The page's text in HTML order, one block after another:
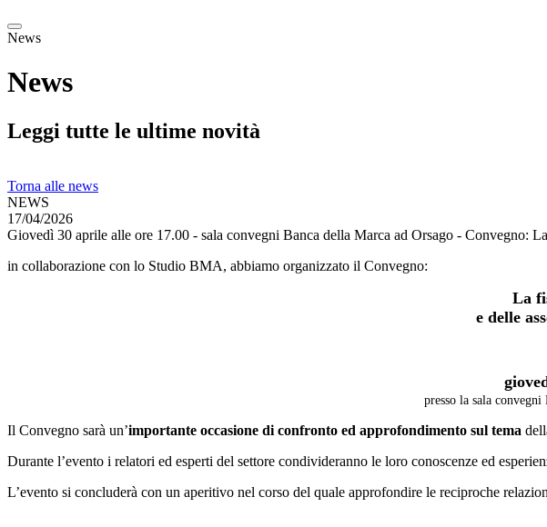
News
News
Leggi tutte le ultime novità
Torna alle news
NEWS
17/04/2026
Giovedì 30 aprile alle ore 17.00 - sala convegni Banca della Marca ad Orsago - Convegno:
in collaborazione con lo Studio BMA, abbiamo organizzato il Convegno:
La
e delle
presso la sala
Il Convegno sarà un’importante occasione di confronto ed approfondimento sul tema
Durante l’evento i relatori ed esperti del settore condivideranno le loro conoscenze ed
L’evento si concluderà con un aperitivo nel corso del quale approfondire le reciproche